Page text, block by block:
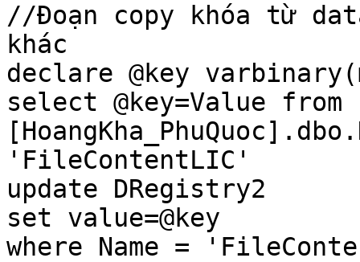
//Đoạn copy khóa từ
khác
declare @key
select @key=Value from
'FileContentLIC'
update DRegistry2
set value=@key
where Name =